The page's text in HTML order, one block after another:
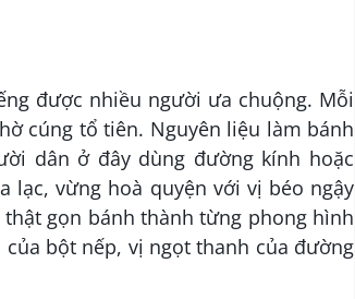
được nhiều người ưa chuộng. Mỗi
cúng tổ tiên. Nguyên liệu làm bánh
dân ở đây dùng đường kính hoặc
lạc, vừng hoà quyện với vị béo ngậy
gọn bánh thành từng phong hình
bột nếp, vị ngọt thanh của đường